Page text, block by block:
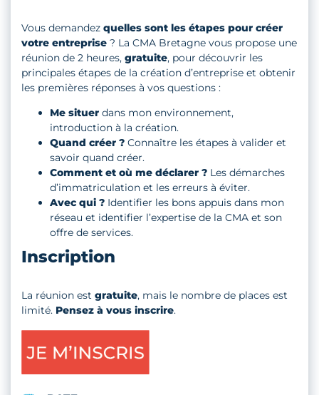
Vous demandez quelles sont les étapes pour créer
votre entreprise ? La CMA Bretagne vous propose une
réunion de 2 heures, gratuite, pour découvrir les
principales étapes de la création d’entreprise et obtenir
les premières réponses à vos questions :
Me situer dans mon environnement,
introduction à la création.
Quand créer ? Connaître les étapes à valider et
savoir quand créer.
Comment et où me déclarer ? Les démarches
d’immatriculation et les erreurs à éviter.
Avec qui ? Identifier les bons appuis dans mon
réseau et identifier l’expertise de la CMA et son
offre de services.
Inscription
La réunion est gratuite, mais le nombre de places est
limité. Pensez à vous inscrire.